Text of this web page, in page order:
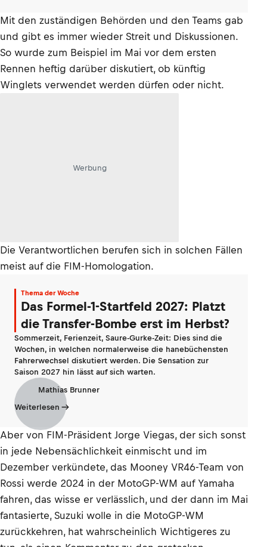
Mit den zuständigen Behörden und den Teams gab
und gibt es immer wieder Streit und Diskussionen.
So wurde zum Beispiel im Mai vor dem ersten
Rennen heftig darüber diskutiert, ob künftig
Winglets verwendet werden dürfen oder nicht.
Werbung
Die Verantwortlichen berufen sich in solchen Fällen
meist auf die FIM-Homologation.
Thema der Woche
Das Formel-1-Startfeld 2027: Platzt
die Transfer-Bombe erst im Herbst?
Sommerzeit, Ferienzeit, Saure-Gurke-Zeit: Dies sind die
Wochen, in welchen normalerweise die hanebüchensten
Fahrerwechsel diskutiert werden. Die Sensation zur
Saison 2027 hin lässt auf sich warten.
Mathias Brunner
Weiterlesen
Aber von FIM-Präsident Jorge Viegas, der sich sonst
in jede Nebensächlichkeit einmischt und im
Dezember verkündete, das Mooney VR46-Team von
Rossi werde 2024 in der MotoGP-WM auf Yamaha
fahren, das wisse er verlässlich, und der dann im Mai
fantasierte, Suzuki wolle in die MotoGP-WM
zurückkehren, hat wahrscheinlich Wichtigeres zu